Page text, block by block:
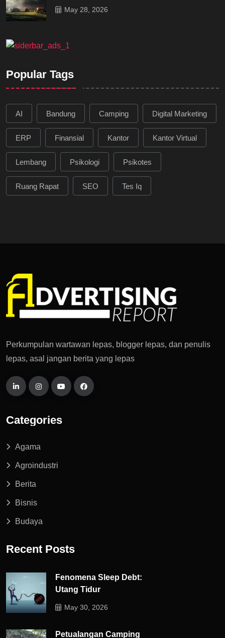
May 28, 2026
Popular Tags
AI Bandung Camping Digital Marketing
ERP Finansial Kantor Kantor Virtual
Lembang Psikologi Psikotes
Ruang Rapat SEO Tes Iq
Perkumpulan wartawan lepas, blogger lepas, dan penulis
lepas, asal jangan berita yang lepas
Categories
Agama
Agroindustri
Berita
Bisnis
Budaya
Recent Posts
Fenomena Sleep Debt:
Utang Tidur
May 30, 2026
Petualangan Camping